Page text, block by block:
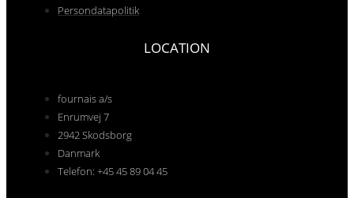
Persondatapolitik
LOCATION
fournais a/s
Enrumvej 7
2942 Skodsborg
Danmark
Telefon: +45 45 89 04 45